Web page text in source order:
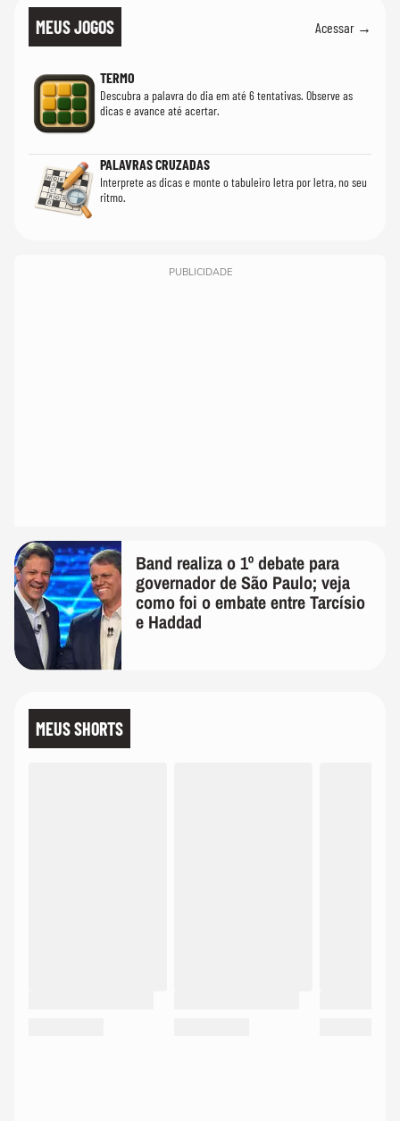
MEUS JOGOS Acessar →
TERMO
Descubra a palavra do dia em até 6 tentativas. Observe as
dicas e avance até acertar.
PALAVRAS CRUZADAS
Interprete as dicas e monte o tabuleiro letra por letra, no seu
ritmo.
PUBLICIDADE
Band realiza o 1º debate para
governador de São Paulo; veja
como foi o embate entre Tarcísio
e Haddad
MEUS SHORTS